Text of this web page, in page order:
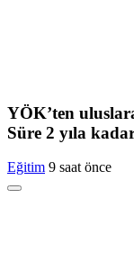
YÖK’ten
Süre 2 yıla
Eğitim 9 saat önce